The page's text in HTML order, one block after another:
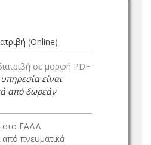
(Online)
σε μορφή PDF
είναι
από δωρεάν
στο ΕΑΔΔ
πνευματικά